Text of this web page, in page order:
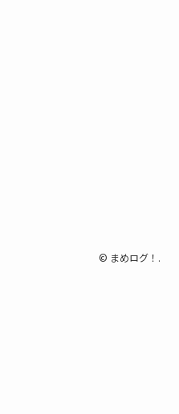
© まめログ！.